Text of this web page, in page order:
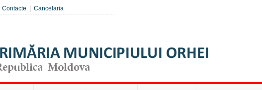
Contacte Cancelaria